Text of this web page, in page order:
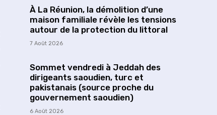
À La Réunion, la démolition d’une
maison familiale révèle les tensions
autour de la protection du littoral
7 Août 2026
Sommet vendredi à Jeddah des
dirigeants saoudien, turc et
pakistanais (source proche du
gouvernement saoudien)
6 Août 2026